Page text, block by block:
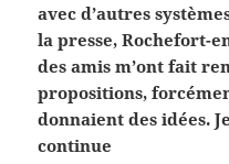
avec d’autres
la presse, Rochefort-
des amis m’ont fait
propositions,
donnaient des idées.
continue